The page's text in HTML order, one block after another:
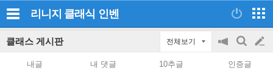
리니지 클래식 인벤
클래스 게시판 전체보기
공
검
색
글
내글 내 댓글 10추글 인증글